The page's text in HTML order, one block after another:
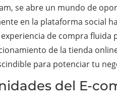
se abre un mundo de
en la plataforma social
de compra fluida
de la tienda
para potenciar tu
del E-